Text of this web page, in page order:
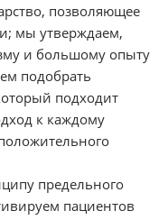
позволяющее
мы утверждаем,
и большому опыту
подобрать
подходит
к каждому
предельного
пациентов